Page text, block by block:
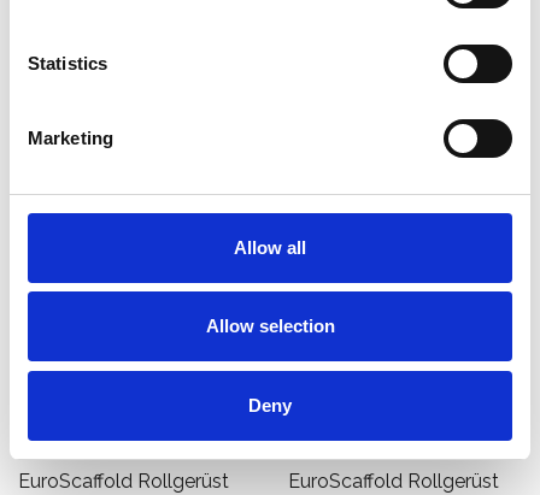
Statistics
Marketing
Allow all
Allow selection
Deny
Produkt anzeigen
Niederlanden und Belgien
EuroScaffold Rollgerüst
EuroScaffold Rollgerüst